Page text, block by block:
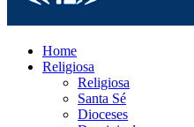
Home
Religiosa
Religiosa
Santa Sé
Dioceses